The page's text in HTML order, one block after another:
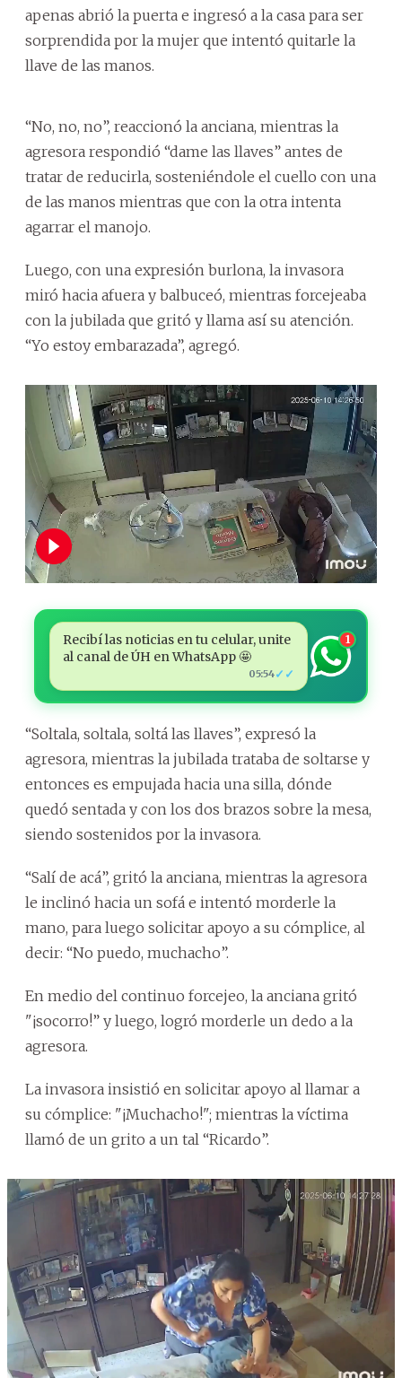
apenas abrió la puerta e ingresó a la casa para ser
sorprendida por la mujer que intentó quitarle la
llave de las manos.
“No, no, no”, reaccionó la anciana, mientras la
agresora respondió “dame las llaves” antes de
tratar de reducirla, sosteniéndole el cuello con una
de las manos mientras que con la otra intenta
agarrar el manojo.
Luego, con una expresión burlona, la invasora
miró hacia afuera y balbuceó, mientras forcejeaba
con la jubilada que gritó y llama así su atención.
“Yo estoy embarazada”, agregó.
Recibí las noticias en tu celular, unite
al canal de ÚH en WhatsApp 🤩
05:54✓✓
1
“Soltala, soltala, soltá las llaves”, expresó la
agresora, mientras la jubilada trataba de soltarse y
entonces es empujada hacia una silla, dónde
quedó sentada y con los dos brazos sobre la mesa,
siendo sostenidos por la invasora.
“Salí de acá”, gritó la anciana, mientras la agresora
le inclinó hacia un sofá e intentó morderle la
mano, para luego solicitar apoyo a su cómplice, al
decir: “No puedo, muchacho”.
En medio del continuo forcejeo, la anciana gritó
"¡socorro!” y luego, logró morderle un dedo a la
agresora.
La invasora insistió en solicitar apoyo al llamar a
su cómplice: "¡Muchacho!"; mientras la víctima
llamó de un grito a un tal “Ricardo”.